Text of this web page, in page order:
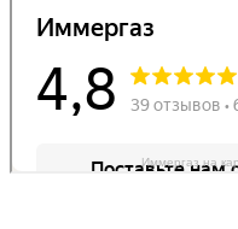
Иммергаз на